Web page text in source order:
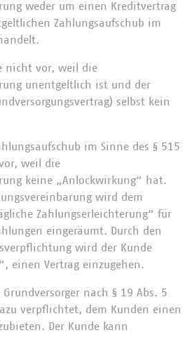
weder um einen Kreditvertrag
Zahlungsaufschub im
nicht vor, weil die
unentgeltlich ist und der
selbst kein
im Sinne des § 515
weil die
keine „Anlockwirkung“ hat.
wird dem
Zahlungserleichterung“ für
eingeräumt. Durch den
wird der Kunde
einen Vertrag einzugehen.
nach § 19 Abs. 5
verpflichtet, dem Kunden einen
Der Kunde kann